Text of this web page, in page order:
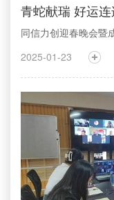
青蛇献瑞 好运
同信力创迎春晚会暨
2025-01-23